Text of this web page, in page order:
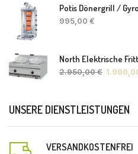
995,00 €
2.950,00€
UNSERE DIENSTLEISTUNGEN
VERSANDKOSTENFREI